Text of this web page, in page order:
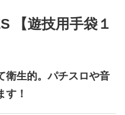
【遊技用手袋１
衛生的。パチスロや音
す！